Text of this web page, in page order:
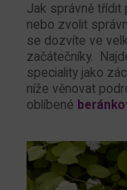
Jak správně třídit
nebo zvolit
se dozvíte ve
začátečníky.
speciality jako
níže věnovat
oblíbené